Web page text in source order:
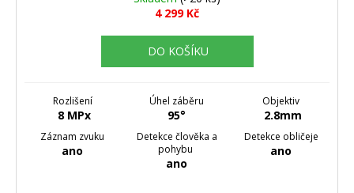
4 299 Kč
DO KOŠÍKU
Rozlišení
8 MPx
Úhel záběru
95°
Objektiv
2.8mm
Záznam zvuku
ano
Detekce člověka a
pohybu
ano
Detekce obličeje
ano